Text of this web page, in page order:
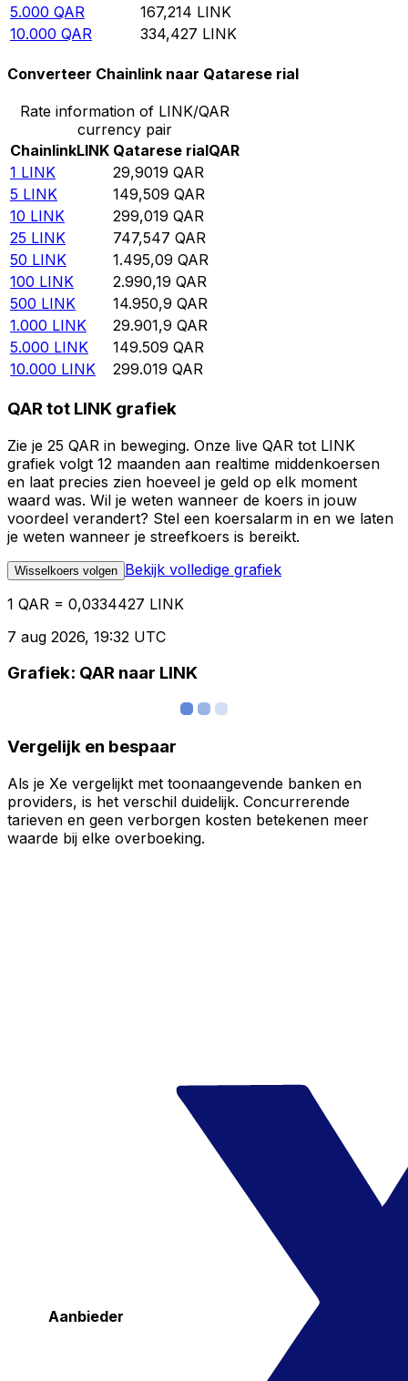
5.000 QAR 167,214 LINK
10.000 QAR 334,427 LINK
Converteer Chainlink naar Qatarese rial
Rate information of LINK/QAR
currency pair
ChainlinkLINK Qatarese rialQAR
1 LINK 29,9019 QAR
5 LINK 149,509 QAR
10 LINK 299,019 QAR
25 LINK 747,547 QAR
50 LINK 1.495,09 QAR
100 LINK 2.990,19 QAR
500 LINK 14.950,9 QAR
1.000 LINK 29.901,9 QAR
5.000 LINK 149.509 QAR
10.000 LINK 299.019 QAR
QAR tot LINK grafiek
Zie je 25 QAR in beweging. Onze live QAR tot LINK
grafiek volgt 12 maanden aan realtime middenkoersen
en laat precies zien hoeveel je geld op elk moment
waard was. Wil je weten wanneer de koers in jouw
voordeel verandert? Stel een koersalarm in en we laten
je weten wanneer je streefkoers is bereikt.
Wisselkoers volgen Bekijk volledige grafiek
1 QAR = 0,0334427 LINK
7 aug 2026, 19:32 UTC
Grafiek: QAR naar LINK
Vergelijk en bespaar
Als je Xe vergelijkt met toonaangevende banken en
providers, is het verschil duidelijk. Concurrerende
tarieven en geen verborgen kosten betekenen meer
waarde bij elke overboeking.
Aanbieder